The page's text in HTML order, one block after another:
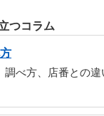
つコラム
調べ方、店番との